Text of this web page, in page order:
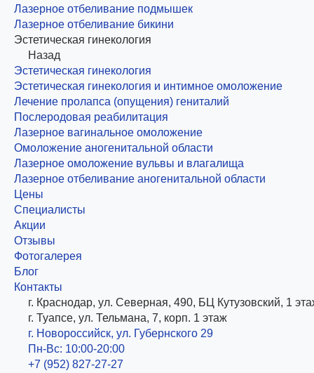
Лазерное отбеливание подмышек
Лазерное отбеливание бикини
Эстетическая гинекология
Назад
Эстетическая гинекология
Эстетическая гинекология и интимное омоложение
Лечение пролапса (опущения) гениталий
Послеродовая реабилитация
Лазерное вагинальное омоложение
Омоложение аногенитальной области
Лазерное омоложение вульвы и влагалища
Лазерное отбеливание аногенитальной области
Цены
Специалисты
Акции
Отзывы
Фотогалерея
Блог
Контакты
г. Краснодар, ул. Северная, 490, БЦ Кутузовский, 1
г. Туапсе, ул. Тельмана, 7, корп. 1 этаж
г. Новороссийск, ул. Губернского 29
Пн-Вс: 10:00-20:00
+7 (952) 827-27-27